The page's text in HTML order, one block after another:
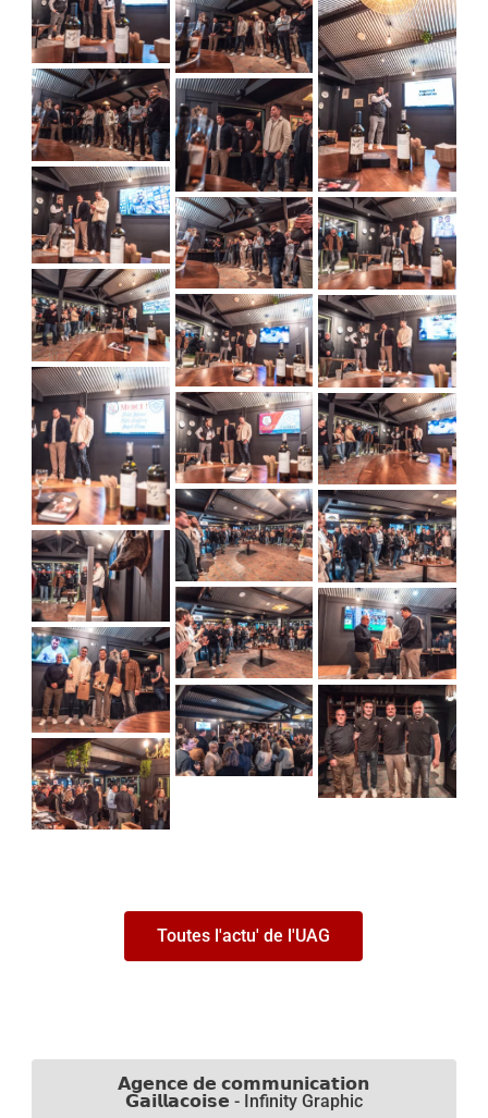
Toutes l'actu' de l'UAG
𝗔𝗴𝗲𝗻𝗰𝗲 𝗱𝗲 𝗰𝗼𝗺𝗺𝘂𝗻𝗶𝗰𝗮𝘁𝗶𝗼𝗻
𝗚𝗮𝗶𝗹𝗹𝗮𝗰𝗼𝗶𝘀𝗲 - Infinity Graphic